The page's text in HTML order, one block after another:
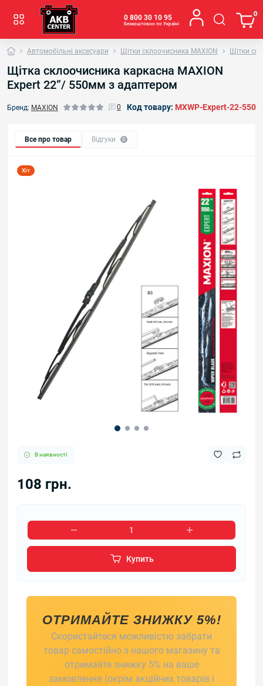
0 800 30 10 95
Безкоштовно по Україні
0
Автомобільні аксесуари Щітки склоочисника MAXION Щітки
Щітка склоочисника каркасна MAXION
Expert 22”/ 550мм з адаптером
Бренд: MAXION 0 Код товару: MXWP-Expert-22-550
Все про товар Відгуки 0
Хіт
В наявності
108 грн.
Купить
ОТРИМАЙТЕ ЗНИЖКУ 5%!
Скористайтеся можливістю забрати
товар самостійно з нашого магазину та
отримайте знижку 5% на ваше
замовлення (окрім акційних товарів і